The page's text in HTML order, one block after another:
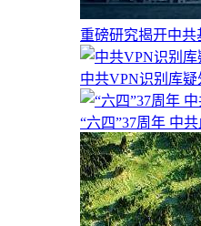
重磅研究揭开中共
中共VPN识别库
“六四”37周年 中